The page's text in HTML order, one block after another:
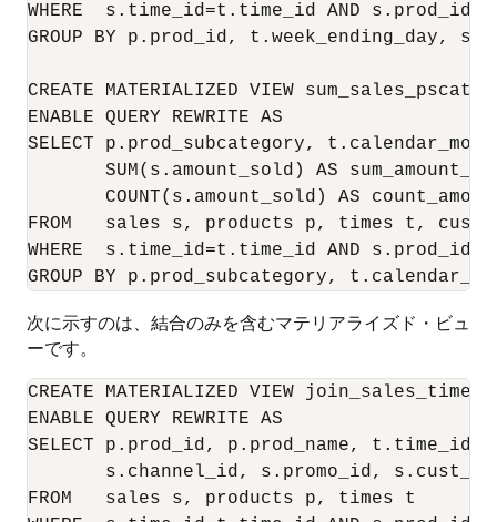
WHERE  s.time_id=t.time_id AND
GROUP BY p.prod_id, t.week_ending_day,
CREATE MATERIALIZED VIEW
ENABLE QUERY REWRITE AS
SELECT p.prod_subcategory,
SUM(s.amount_sold) AS
COUNT(s.amount_sold) AS
FROM   sales s, products p, times t,
WHERE  s.time_id=t.time_id AND
次に示すのは、結合のみを含むマテリアライズド・ビュ
ーです。
CREATE MATERIALIZED VIEW
ENABLE QUERY REWRITE AS
SELECT p.prod_id, p.prod_name, t.time_id,
s.channel_id, s.promo_id,
FROM   sales s, products p, times t